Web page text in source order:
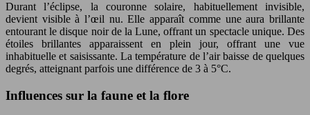
Durant l’éclipse, la couronne solaire, habituellement invisible,
devient visible à l’œil nu. Elle apparaît comme une aura brillante
entourant le disque noir de la Lune, offrant un spectacle unique. Des
étoiles brillantes apparaissent en plein jour, offrant une vue
inhabituelle et saisissante. La température de l’air baisse de quelques
degrés, atteignant parfois une différence de 3 à 5°C.
Influences sur la faune et la flore